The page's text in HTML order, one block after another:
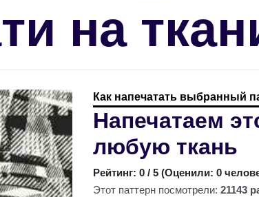
на
Как напечатать выбранный
Напечатаем
любую ткань
Рейтинг: 0 / 5 (Оценили: 0
Этот паттерн посмотрели: 21143